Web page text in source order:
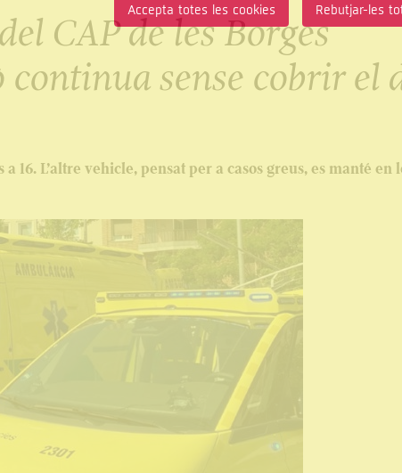
CAP de les Borges
continua sense cobrir el
16. L’altre vehicle, pensat per a casos greus, es manté en
Accepta totes les cookies Rebutjar-les